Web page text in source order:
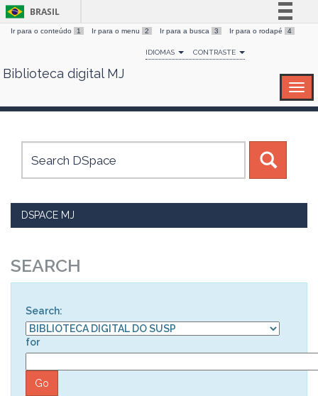
Skip
BRASIL
Simplifique!
Comunica BR
Canais
Ir para o conteúdo 1 Ir para o menu 2 Ir para a busca 3 Ir para o rodapé 4
IDIOMAS CONTRASTE
Biblioteca digital MJ
DSPACE MJ
SEARCH
Search:
for